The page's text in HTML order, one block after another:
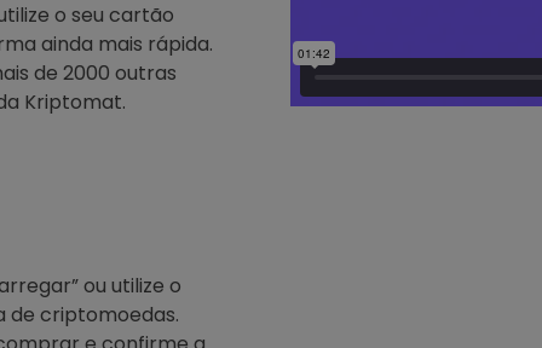
o seu cartão
ainda mais rápida.
de 2000 outras
Kriptomat.
ou utilize o
de criptomoedas.